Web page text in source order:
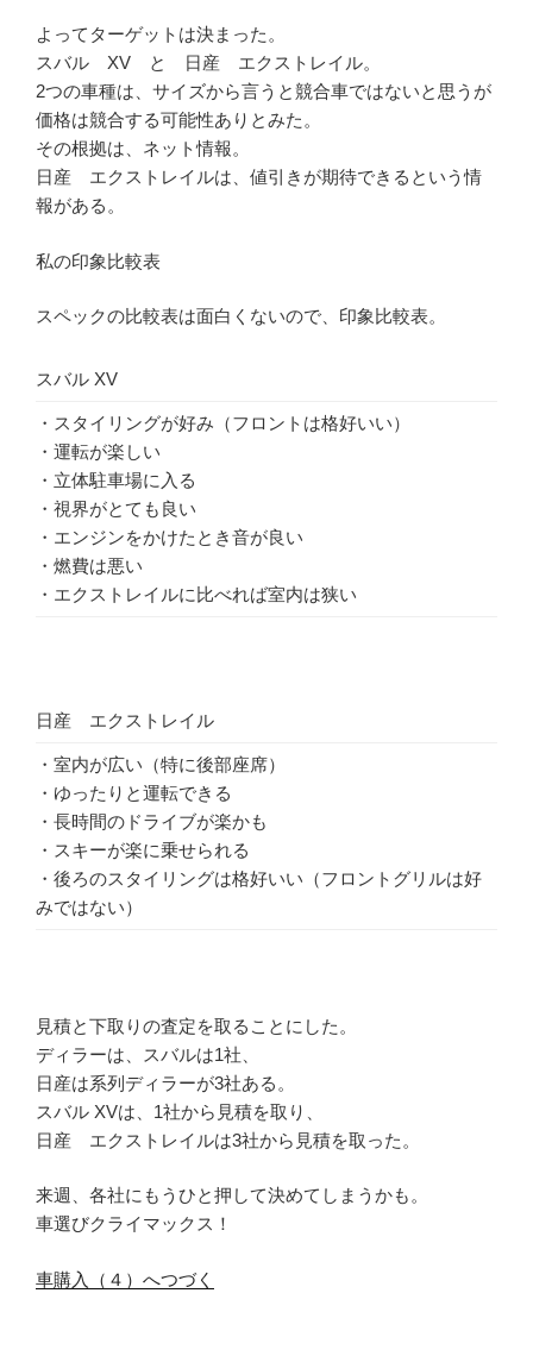
よってターゲットは決まった。
スバル XV と 日産 エクストレイル。
2つの車種は、サイズから言うと競合車ではないと思うが
価格は競合する可能性ありとみた。
その根拠は、ネット情報。
日産 エクストレイルは、値引きが期待できるという情
報がある。
私の印象比較表
スペックの比較表は面白くないので、印象比較表。
スバル XV
・スタイリングが好み（フロントは格好いい）
・運転が楽しい
・立体駐車場に入る
・視界がとても良い
・エンジンをかけたとき音が良い
・燃費は悪い
・エクストレイルに比べれば室内は狭い
日産 エクストレイル
・室内が広い（特に後部座席）
・ゆったりと運転できる
・長時間のドライブが楽かも
・スキーが楽に乗せられる
・後ろのスタイリングは格好いい（フロントグリルは好
みではない）
見積と下取りの査定を取ることにした。
ディラーは、スバルは1社、
日産は系列ディラーが3社ある。
スバル XVは、1社から見積を取り、
日産 エクストレイルは3社から見積を取った。
来週、各社にもうひと押して決めてしまうかも。
車選びクライマックス！
車購入（４）へつづく